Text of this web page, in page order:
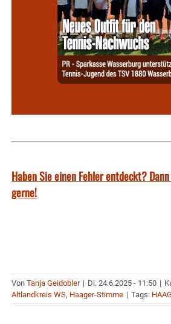
Haben Sie einen Fehler entdeckt?
gerne!
Von Tanja Geidobler | Di. 24.6.2025 - 11:50 |
Altlandkreis WS, Haager-Stimme | Tags: HAAG